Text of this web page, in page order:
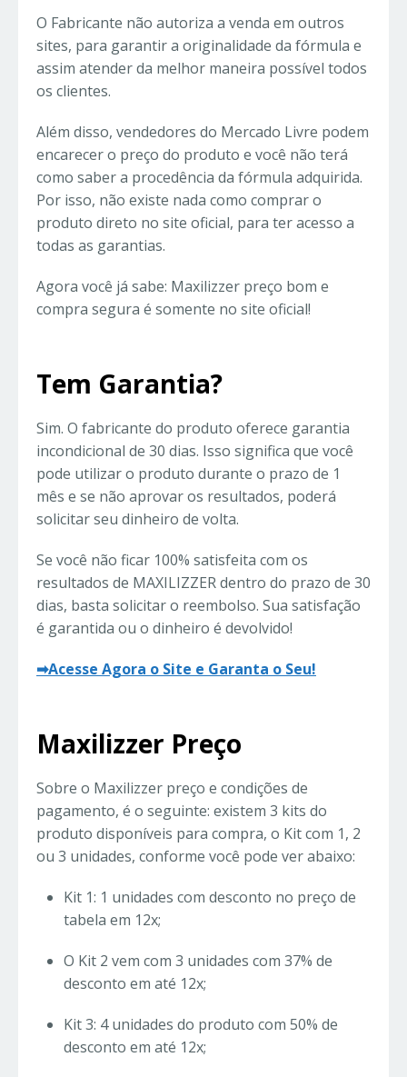
O Fabricante não autoriza a venda em outros
sites, para garantir a originalidade da fórmula e
assim atender da melhor maneira possível todos
os clientes.
Além disso, vendedores do Mercado Livre podem
encarecer o preço do produto e você não terá
como saber a procedência da fórmula adquirida.
Por isso, não existe nada como comprar o
produto direto no site oficial, para ter acesso a
todas as garantias.
Agora você já sabe: Maxilizzer preço bom e
compra segura é somente no site oficial!
Tem Garantia?
Sim. O fabricante do produto oferece garantia
incondicional de 30 dias. Isso significa que você
pode utilizar o produto durante o prazo de 1
mês e se não aprovar os resultados, poderá
solicitar seu dinheiro de volta.
Se você não ficar 100% satisfeita com os
resultados de MAXILIZZER dentro do prazo de 30
dias, basta solicitar o reembolso. Sua satisfação
é garantida ou o dinheiro é devolvido!
➡Acesse Agora o Site e Garanta o Seu!
Maxilizzer Preço
Sobre o Maxilizzer preço e condições de
pagamento, é o seguinte: existem 3 kits do
produto disponíveis para compra, o Kit com 1, 2
ou 3 unidades, conforme você pode ver abaixo:
Kit 1: 1 unidades com desconto no preço de
tabela em 12x;
O Kit 2 vem com 3 unidades com 37% de
desconto em até 12x;
Kit 3: 4 unidades do produto com 50% de
desconto em até 12x;